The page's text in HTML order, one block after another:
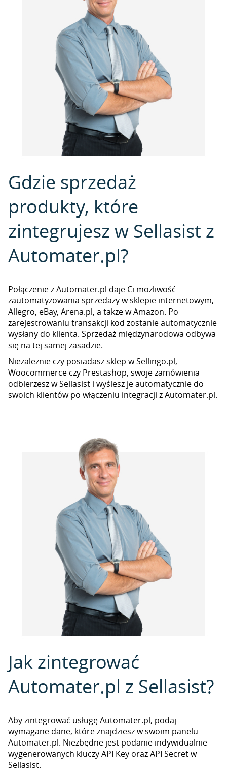
Gdzie sprzedaż
produkty, które
zintegrujesz w Sellasist z
Automater.pl?
Połączenie z Automater.pl daje Ci możliwość
zautomatyzowania sprzedaży w sklepie internetowym,
Allegro, eBay, Arena.pl, a także w Amazon. Po
zarejestrowaniu transakcji kod zostanie automatycznie
wysłany do klienta. Sprzedaż międzynarodowa odbywa
się na tej samej zasadzie.
Niezależnie czy posiadasz sklep w Sellingo.pl,
Woocommerce czy Prestashop, swoje zamówienia
odbierzesz w Sellasist i wyślesz je automatycznie do
swoich klientów po włączeniu integracji z Automater.pl.
Jak zintegrować
Automater.pl z Sellasist?
Aby zintegrować usługę Automater.pl, podaj
wymagane dane, które znajdziesz w swoim panelu
Automater.pl. Niezbędne jest podanie indywidualnie
wygenerowanych kluczy API Key oraz API Secret w
Sellasist.